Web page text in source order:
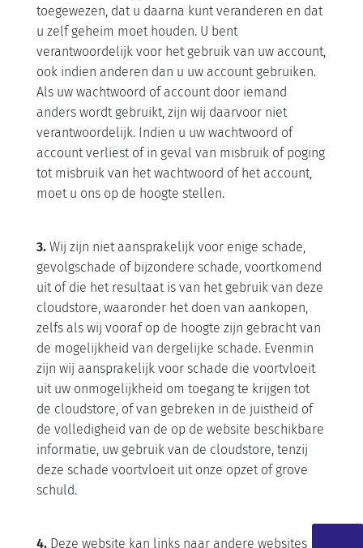
toegewezen, dat u daarna kunt veranderen en dat
u zelf geheim moet houden. U bent
verantwoordelijk voor het gebruik van uw account,
ook indien anderen dan u uw account gebruiken.
Als uw wachtwoord of account door iemand
anders wordt gebruikt, zijn wij daarvoor niet
verantwoordelijk. Indien u uw wachtwoord of
account verliest of in geval van misbruik of poging
tot misbruik van het wachtwoord of het account,
moet u ons op de hoogte stellen.
3. Wij zijn niet aansprakelijk voor enige schade,
gevolgschade of bijzondere schade, voortkomend
uit of die het resultaat is van het gebruik van deze
cloudstore, waaronder het doen van aankopen,
zelfs als wij vooraf op de hoogte zijn gebracht van
de mogelijkheid van dergelijke schade. Evenmin
zijn wij aansprakelijk voor schade die voortvloeit
uit uw onmogelijkheid om toegang te krijgen tot
de cloudstore, of van gebreken in de juistheid of
de volledigheid van de op de website beschikbare
informatie, uw gebruik van de cloudstore, tenzij
deze schade voortvloeit uit onze opzet of grove
schuld.
4. Deze website kan links naar andere websites